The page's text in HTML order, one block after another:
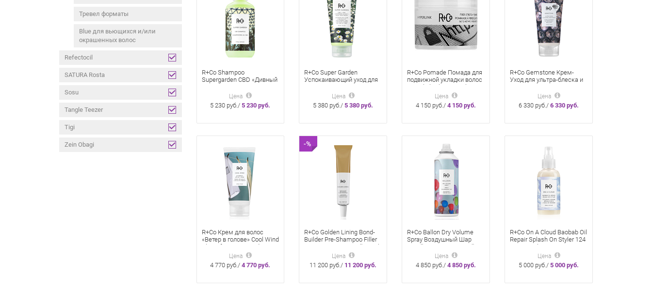
Тревел форматы
Blue для вьющихся и/или
окрашенных волос
Refectocil
SATURA Rosta
Sosu
Tangle Teezer
Tigi
Zein Obagi
R+Co Shampoo
Supergarden CBD «Дивный
успокаивающий
Цена
5 230 руб./5 230 руб.
R+Co Super Garden
Успокаивающий уход для
Soothing Scalp+Hair
Treatment 89 мл «Дивный
сад»
Цена
5 380 руб./5 380 руб.
R+Co Pomade Помада для
подвижной укладки волос
Hyperlink Fiber Stretch 56,7
Цена
4 150 руб./4 150 руб.
R+Co Gemstone Крем-
Уход для ультра-блеска и
мл Ultra Gemstone Ultra
Chine Калейдоскоп
Clisssing Treatment с
Цена
6 330 руб./6 330 руб.
R+Сo Крем для волос
«Ветер в голове» Cool Wind
Ph Perfect Air-Dry Crème
147 мл для естественной
укладки и восстановления
волос.
Цена
4 770 руб./4 770 руб.
-%
R+Co Golden Lining Bond-
Builder Pre-Shampoo Filler
Concentrate Золотой нимб
Концентрированный пре-
шампунь филлер для
волос
Цена
11 200 руб./ 11 200 руб.
R+Co Ballon Dry Volume
Spray Воздушный Шар
Сухой Текстурирующий
Спрей для объема 176 см
Цена
4 850 руб./4 850 руб.
R+Co On A Cloud Baobab Oil
Repair Splash On Styler 124
мл «На облаке»
Несмываемый уход для
восстановления волос с
маслом баобаба
Цена
5 000 руб./5 000 руб.